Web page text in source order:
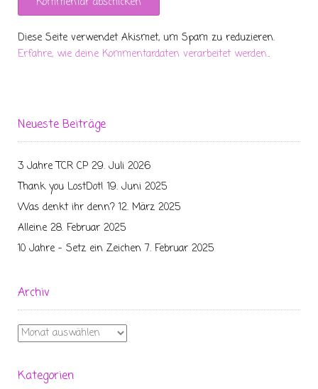
Diese Seite verwendet Akismet, um Spam zu reduzieren.
Erfahre, wie deine Kommentardaten verarbeitet werden..
Neueste Beiträge
3 Jahre TCR CP 29. Juli 2026
Thank you LostDot! 19. Juni 2025
Was denkt ihr denn? 12. März 2025
Alleine 28. Februar 2025
10 Jahre – Setz ein Zeichen 7. Februar 2025
Archiv
Archiv
Kategorien